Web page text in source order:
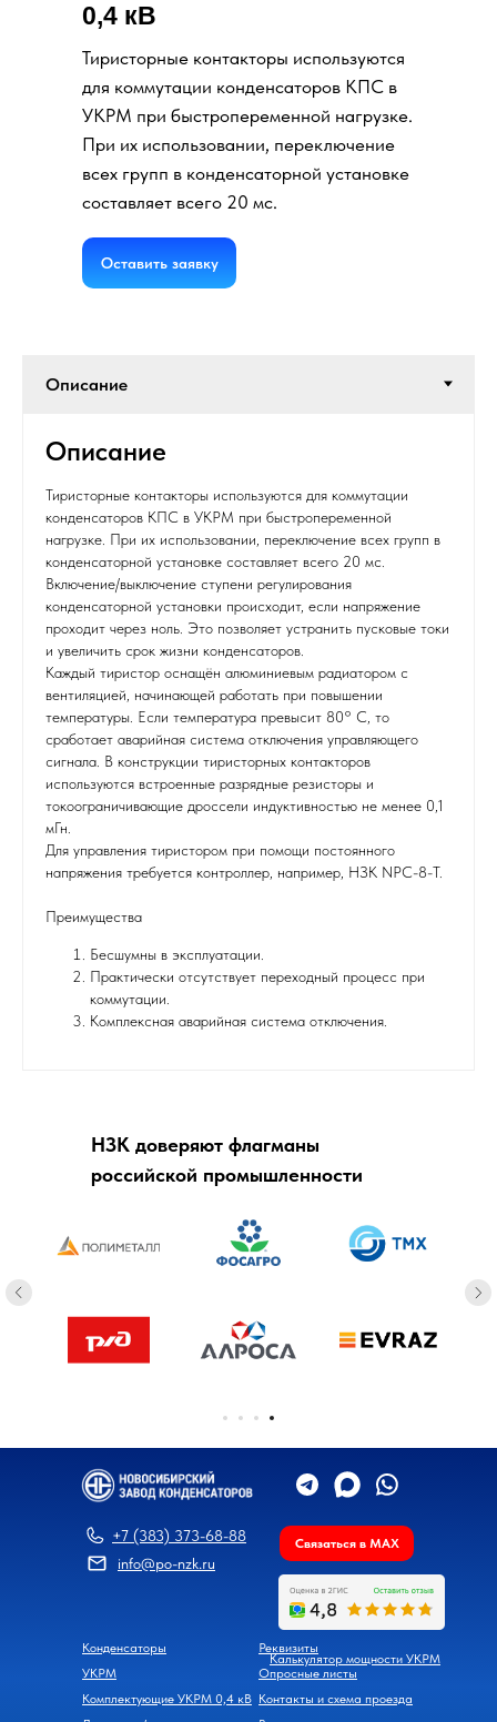
0,4 кВ
Оставить заявку
Тиристорные контакторы используются
для коммутации конденсаторов КПС в
УКРМ при быстропеременной нагрузке.
При их использовании, переключение
всех групп в конденсаторной установке
составляет всего 20 мс.
Описание
Тиристорные контакторы используются для коммутации
конденсаторов КПС в УКРМ при быстропеременной
нагрузке. При их использовании, переключение всех групп в
конденсаторной установке составляет всего 20 мс.
Включение/выключение ступени регулирования
конденсаторной установки происходит, если напряжение
проходит через ноль. Это позволяет устранить пусковые токи
и увеличить срок жизни конденсаторов.
Каждый тиристор оснащён алюминиевым радиатором с
вентиляцией, начинающей работать при повышении
температуры. Если температура превысит 80° С, то
сработает аварийная система отключения управляющего
сигнала. В конструкции тиристорных контакторов
используются встроенные разрядные резисторы и
токоограничивающие дроссели индуктивностью не менее 0,1
мГн.
Для управления тиристором при помощи постоянного
напряжения требуется контроллер, например, НЗК NPC-8-Т.
Преимущества
Бесшумны в эксплуатации.
Практически отсутствует переходный процесс при
коммутации.
Комплексная аварийная система отключения.
НЗК доверяют флагманы
российской промышленности
info@po-nzk.ru
Конденсаторы
УКРМ
Комплектующие УКРМ 0,4 кВ
Реквизиты
Калькулятор мощности УКРМ
Опросные листы
Контакты и схема проезда
+7 (383) 373-68-88 Связаться в MAX